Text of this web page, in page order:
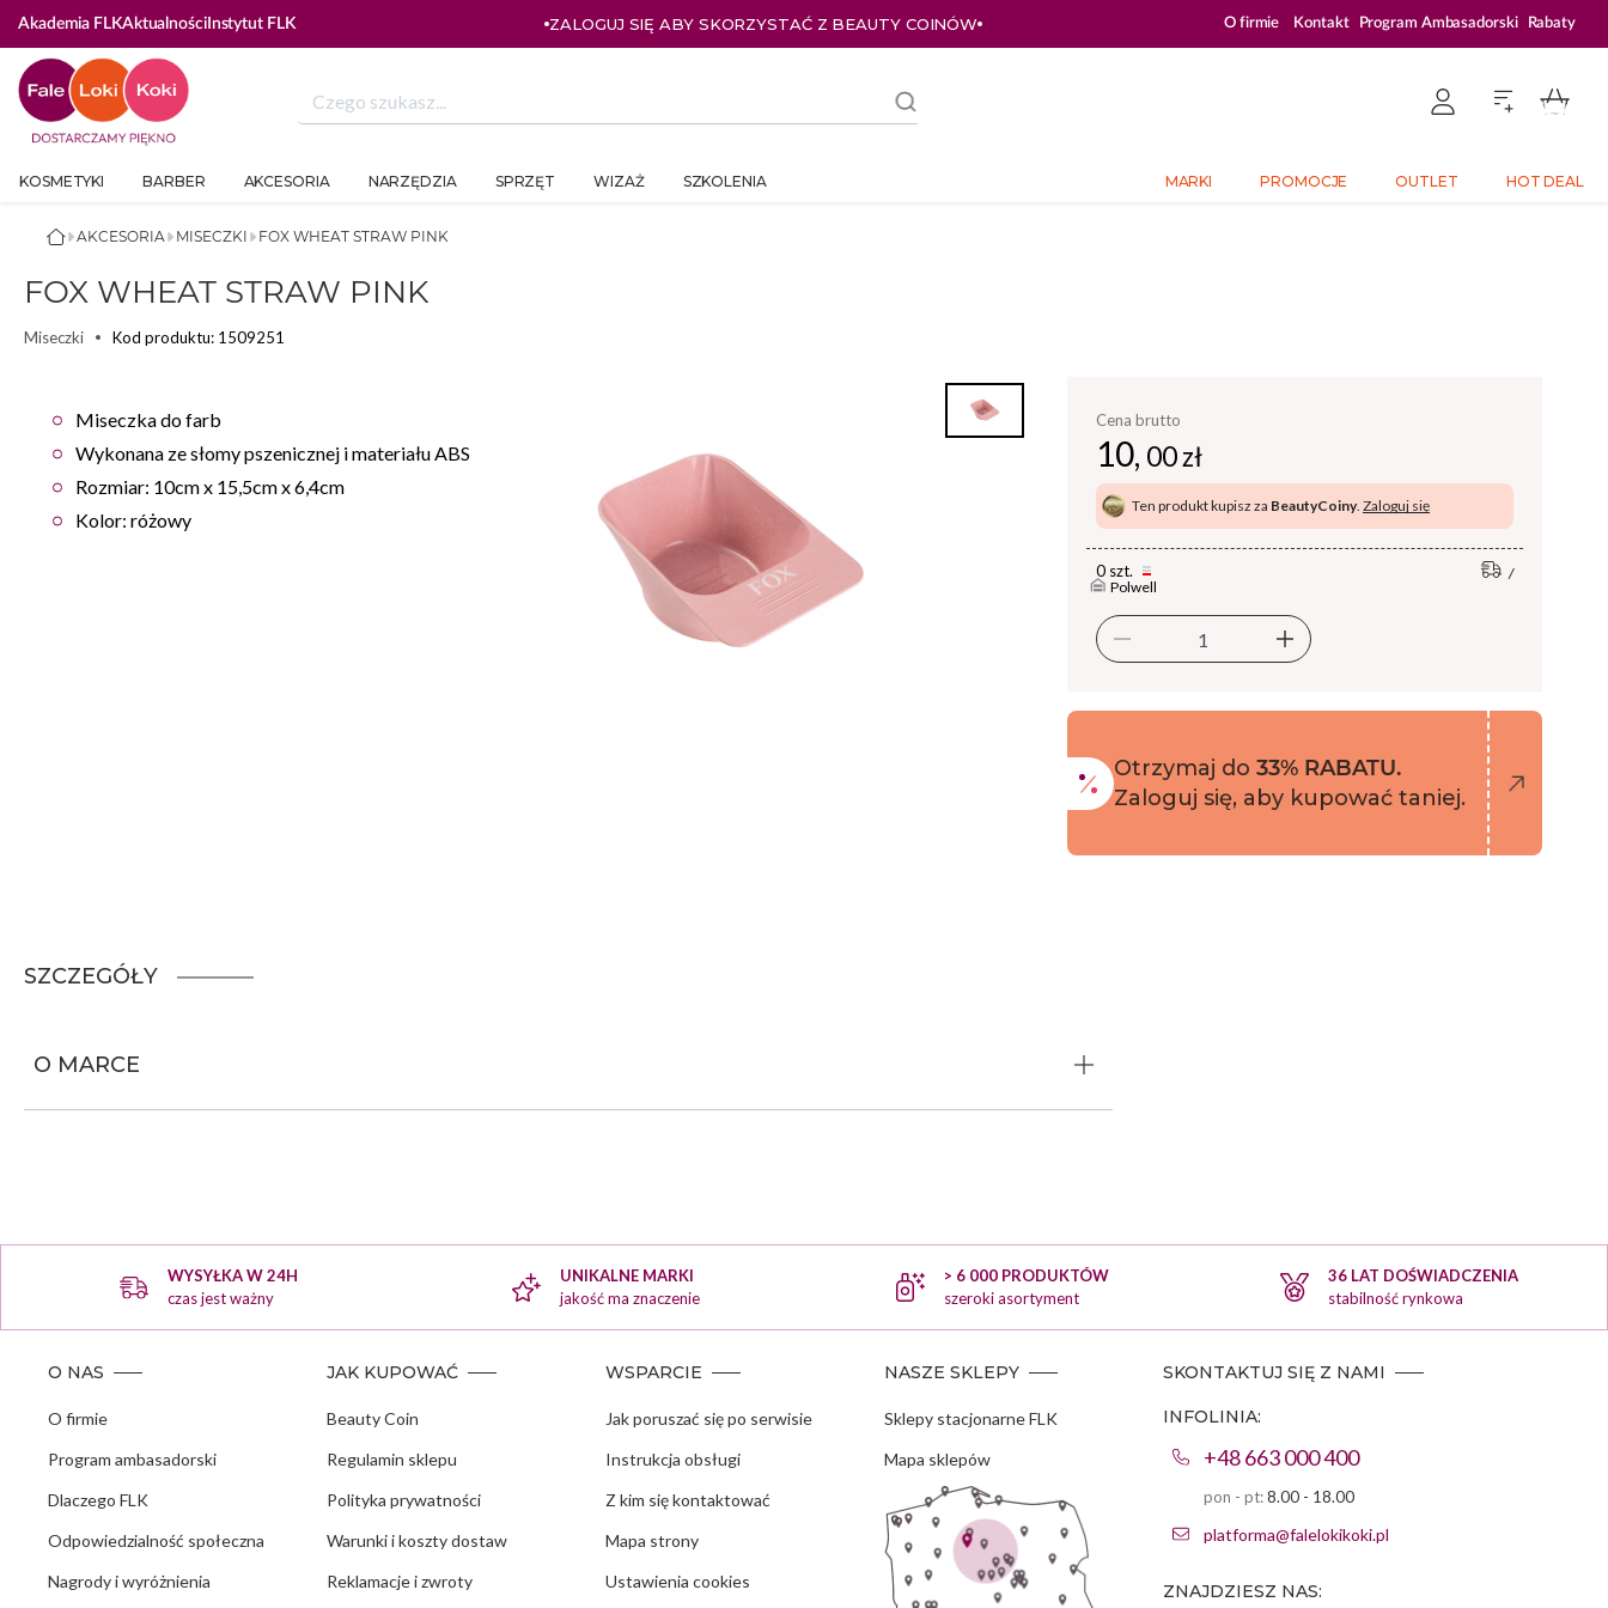
Akademia FLKAktualnościInstytut FLK ZALOGUJ SIĘ ABY SKORZYSTAĆ Z BEAUTY COINÓW ZALOGUJ SIĘ I KUPUJ TANIEJ – AŻ 33% ZNIŻKI
O firmie Kontakt Program Ambasadorski Rabaty
KOSMETYKI BARBER AKCESORIA NARZĘDZIA SPRZĘT WIZAŻ SZKOLENIA MARKI PROMOCJE OUTLET HOT DEAL
FOX WHEAT STRAW PINK
MISECZKI
AKCESORIA
FOX WHEAT STRAW PINK
Miseczki Kod produktu: 1509251
Miseczka do farb
Wykonana ze słomy pszenicznej i materiału ABS
Rozmiar: 10cm x 15,5cm x 6,4cm
Kolor: różowy
Cena brutto
10, 00 zł
Ten produkt kupisz za BeautyCoiny. Zaloguj się
0 szt.
Polwell
Otrzymaj do 33% RABATU.
Zaloguj się, aby kupować taniej.
SZCZEGÓŁY
O MARCE
WYSYŁKA W 24H
czas jest ważny
UNIKALNE MARKI
jakość ma znaczenie
> 6 000 PRODUKTÓW
szeroki asortyment
36 LAT DOŚWIADCZENIA
stabilność rynkowa
O NAS
O firmie
Program ambasadorski
Dlaczego FLK
Odpowiedzialność społeczna
Nagrody i wyróżnienia
JAK KUPOWAĆ
Beauty Coin
Regulamin sklepu
Polityka prywatności
Warunki i koszty dostaw
Reklamacje i zwroty
WSPARCIE
Jak poruszać się po serwisie
Instrukcja obsługi
Z kim się kontaktować
Mapa strony
Ustawienia cookies
NASZE SKLEPY
Sklepy stacjonarne FLK
Mapa sklepów
SKONTAKTUJ SIĘ Z NAMI
INFOLINIA:
+48 663 000 400
pon - pt:8.00 - 18.00
platforma@falelokikoki.pl
ZNAJDZIESZ NAS: